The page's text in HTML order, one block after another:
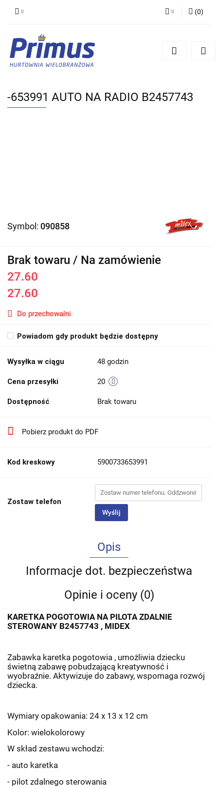
Zarejestruj się
(0)
-653991 AUTO NA RADIO B2457743
Symbol: 090858
Brak towaru / Na zamówienie
27.60
27.60
Do przechowalni
Powiadom gdy produkt będzie dostępny
Wysyłka w ciągu 48 godzin
Cena przesyłki 20
Dostępność Brak towaru
Pobierz produkt do PDF
Kod kreskowy 5900733653991
Zostaw telefon
Wyślij
Opis
Informacje dot. bezpieczeństwa
Opinie i oceny (0)
KARETKA POGOTOWIA NA PILOTA ZDALNIE
STEROWANY B2457743 , MIDEX
Zabawka karetka pogotowia , umożliwia dziecku
świetną zabawę pobudzającą kreatywność i
wyobraźnie. Aktywizuje do zabawy, wspomaga rozwój
dziecka.
Wymiary opakowania: 24 x 13 x 12 cm
Kolor: wielokolorowy
W skład zestawu wchodzi:
- auto karetka
- pilot zdalnego sterowania